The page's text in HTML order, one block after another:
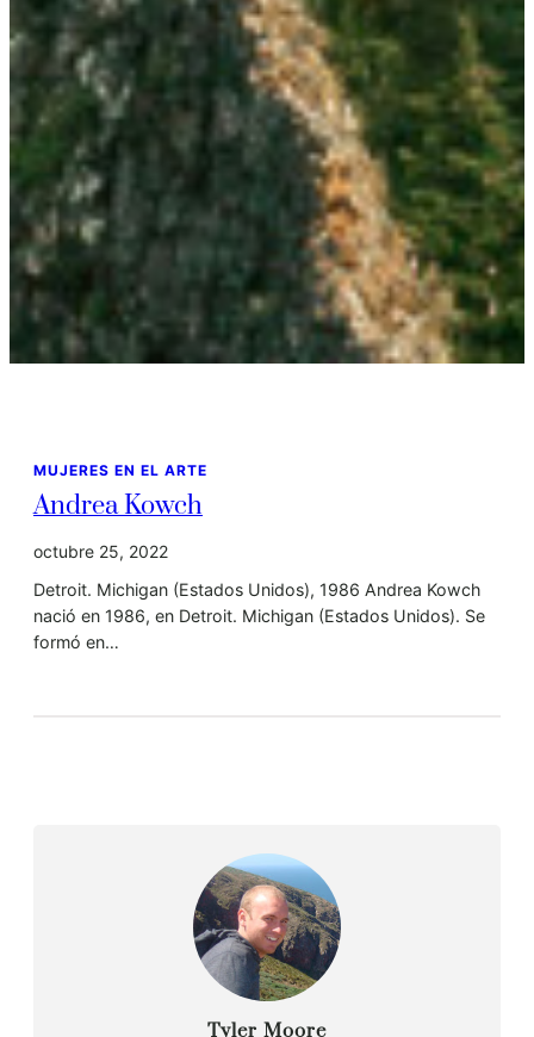
MUJERES EN EL ARTE
Andrea Kowch
octubre 25, 2022
Detroit. Michigan (Estados Unidos), 1986 Andrea Kowch
nació en 1986, en Detroit. Michigan (Estados Unidos). Se
formó en…
Tyler Moore